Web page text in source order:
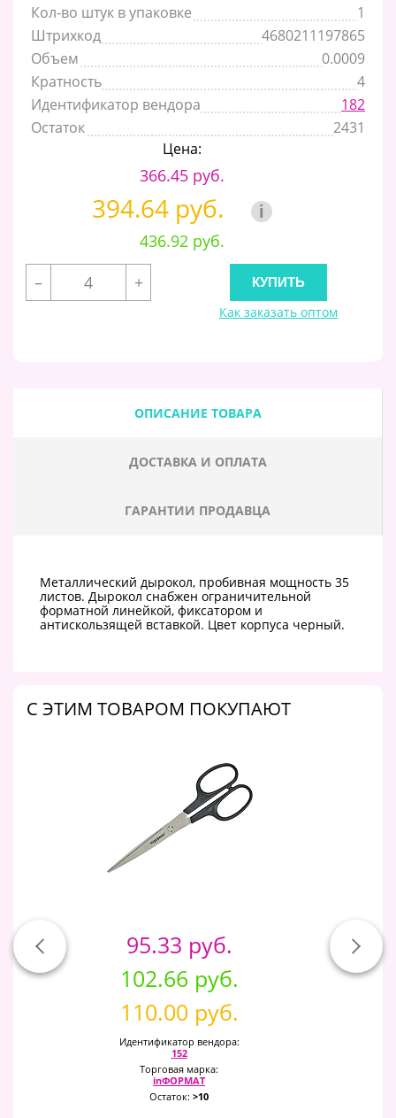
Кол-во штук в упаковке
1
Штрихкод
4680211197865
Объем
0.0009
Кратность
4
Идентификатор вендора
182
Остаток
2431
Цена:
366.45 руб.
394.64 руб. i
436.92 руб.
–
+
Как заказать оптом
ОПИСАНИЕ ТОВАРА
ДОСТАВКА И ОПЛАТА
ГАРАНТИИ ПРОДАВЦА
Металлический дырокол, пробивная мощность 35
листов. Дырокол снабжен ограничительной
форматной линейкой, фиксатором и
антискользящей вставкой. Цвет корпуса черный.
C ЭТИМ ТОВАРОМ ПОКУПАЮТ
95.33 руб.
102.66 руб.
110.00 руб.
Идентификатор вендора:
152
Торговая марка:
inФОРМАТ
Остаток: >10